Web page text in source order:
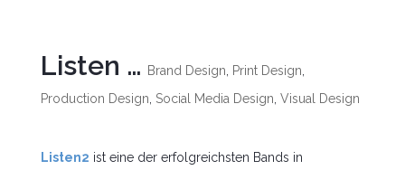
Listen … Brand Design Print Design
Production Design Social Media Design Visual Design
Listen2 ist eine der erfolgreichsten Bands in